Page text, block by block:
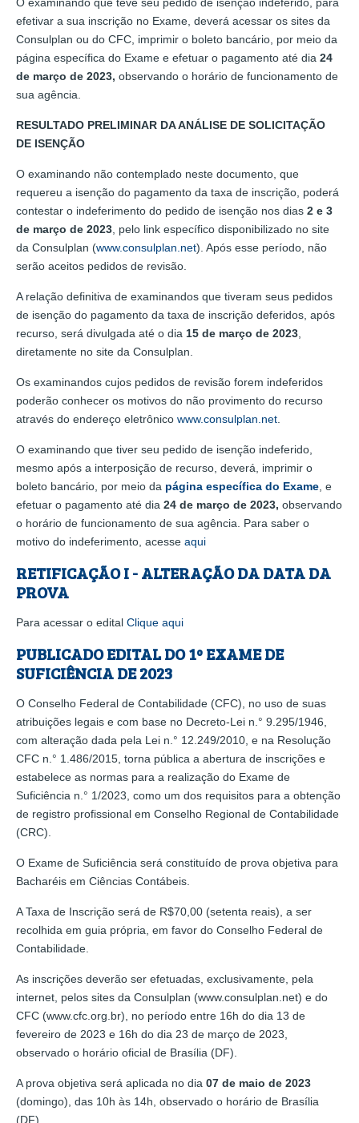
efetivar a sua inscrição no Exame, deverá acessar os sites da
Consulplan ou do CFC, imprimir o boleto bancário, por meio da
página específica do Exame e efetuar o pagamento até dia 24
de março de 2023, observando o horário de funcionamento de
sua agência.
RESULTADO PRELIMINAR DA ANÁLISE DE SOLICITAÇÃO
DE ISENÇÃO
O examinando não contemplado neste documento, que
requereu a isenção do pagamento da taxa de inscrição, poderá
contestar o indeferimento do pedido de isenção nos dias 2 e 3
de março de 2023 , pelo link específico disponibilizado no site
da Consulplan (www.consulplan.net). Após esse período, não
serão aceitos pedidos de revisão.
A relação definitiva de examinandos que tiveram seus pedidos
de isenção do pagamento da taxa de inscrição deferidos, após
recurso, será divulgada até o dia 15 de março de 2023
diretamente no site da Consulplan.
Os examinandos cujos pedidos de revisão forem indeferidos
poderão conhecer os motivos do não provimento do recurso
através do endereço eletrônico www.consulplan.net
O examinando que tiver seu pedido de isenção indeferido,
mesmo após a interposição de recurso, deverá, imprimir o
boleto bancário, por meio da página específica do Exame , e
efetuar o pagamento até dia 24 de março de 2023, observando
o horário de funcionamento de sua agência. Para saber o
motivo do indeferimento, acesse aqui
RETIFICAÇÃO I - ALTERAÇÃO DA DATA DA
PROVA
Para acessar o edital Clique aqui
PUBLICADO EDITAL DO 1º EXAME DE
SUFICIÊNCIA DE 2023
O Conselho Federal de Contabilidade (CFC), no uso de suas
atribuições legais e com base no Decreto-Lei n.° 9.295/1946,
com alteração dada pela Lei n.° 12.249/2010, e na Resolução
CFC n.° 1.486/2015, torna pública a abertura de inscrições e
estabelece as normas para a realização do Exame de
Suficiência n.° 1/2023, como um dos requisitos para a obtenção
de registro profissional em Conselho Regional de Contabilidade
(CRC).
O Exame de Suficiência será constituído de prova objetiva para
Bacharéis em Ciências Contábeis.
A Taxa de Inscrição será de R$70,00 (setenta reais), a ser
recolhida em guia própria, em favor do Conselho Federal de
Contabilidade.
As inscrições deverão ser efetuadas, exclusivamente, pela
internet, pelos sites da Consulplan (www.consulplan.net) e do
CFC (www.cfc.org.br), no período entre 16h do dia 13 de
fevereiro de 2023 e 16h do dia 23 de março de 2023,
observado o horário oficial de Brasília (DF).
A prova objetiva será aplicada no dia 07 de maio de 2023
(domingo), das 10h às 14h, observado o horário de Brasília
(DF).